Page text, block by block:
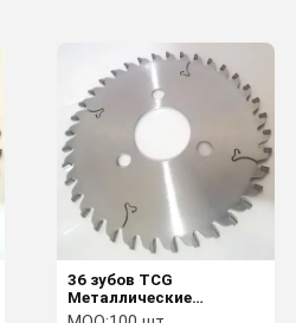
36 зубов TCG
Металлические
режущие круговые